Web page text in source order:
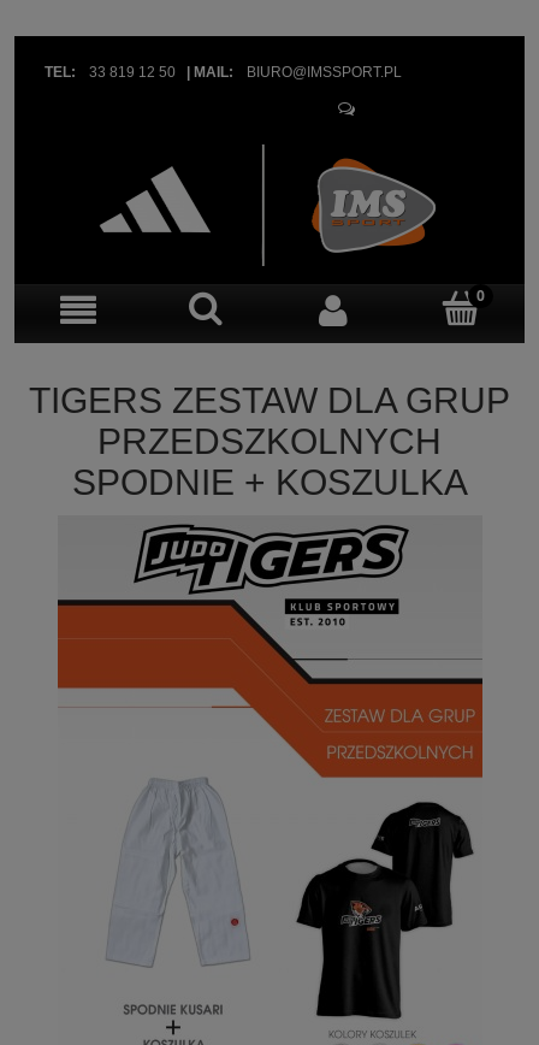
TEL: 33 819 12 50 MAIL: BIURO@IMSSPORT.PL
TIGERS ZESTAW DLA GRUP
PRZEDSZKOLNYCH
SPODNIE + KOSZULKA